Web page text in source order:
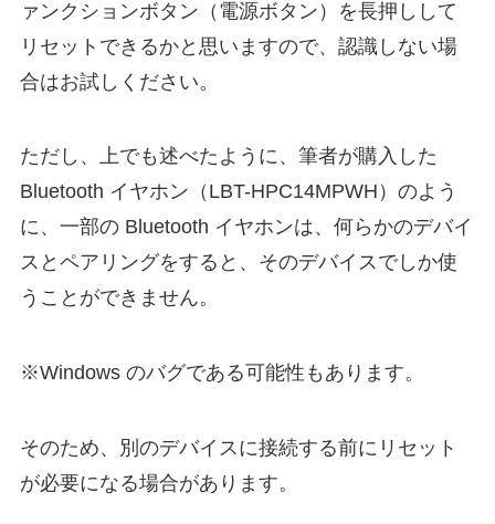
ァンクションボタン（電源ボタン）を長押しして
リセットできるかと思いますので、認識しない場
合はお試しください。
ただし、上でも述べたように、筆者が購入した
Bluetooth イヤホン（LBT-HPC14MPWH）のよう
に、一部の Bluetooth イヤホンは、何らかのデバイ
スとペアリングをすると、そのデバイスでしか使
うことができません。
※Windows のバグである可能性もあります。
そのため、別のデバイスに接続する前にリセット
が必要になる場合があります。